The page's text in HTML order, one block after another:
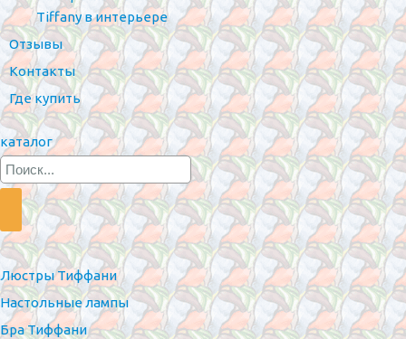
Tiffany в интерьере
Отзывы
Контакты
Где купить
каталог
Люстры Тиффани
Настольные лампы
Бра Тиффани